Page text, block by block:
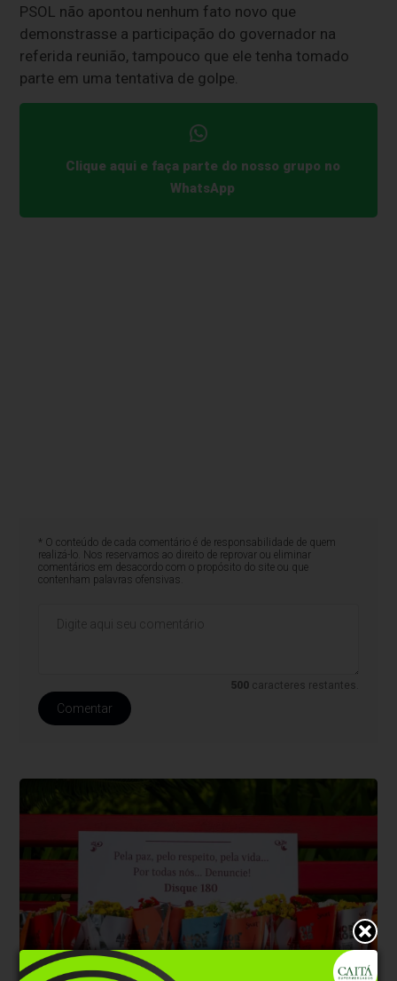
PSOL não apontou nenhum fato novo que
demonstrasse a participação do governador na
referida reunião, tampouco que ele tenha tomado
parte em uma tentativa de golpe.
Clique aqui e faça parte do nosso grupo no
WhatsApp
* O conteúdo de cada comentário é de responsabilidade de quem
realizá-lo. Nos reservamos ao direito de reprovar ou eliminar
comentários em desacordo com o propósito do site ou que
contenham palavras ofensivas.
500 caracteres restantes.
Comentar